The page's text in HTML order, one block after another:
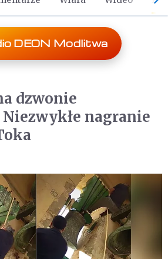
DEON Modlitwa
dzwonie
nagranie